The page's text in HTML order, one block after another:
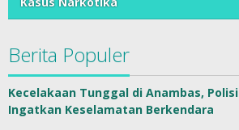
Berita Populer
Kecelakaan Tunggal di Anambas, Polisi
Ingatkan Keselamatan Berkendara